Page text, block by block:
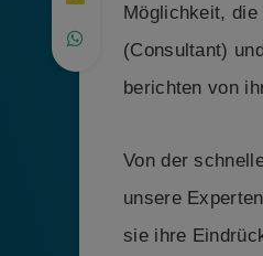
Möglichkeit,
(Consultant)
berichten von
Von der
unsere
sie ihre